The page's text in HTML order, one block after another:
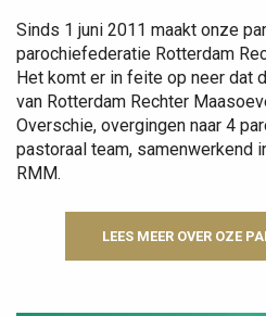
Sinds 1 juni 2011 maakt onze
parochiefederatie Rotterdam
Het komt er in feite op neer dat
van Rotterdam Rechter
Overschie, overgingen naar 4
pastoraal team, samenwerkend
RMM.
LEES MEER OVER OZE